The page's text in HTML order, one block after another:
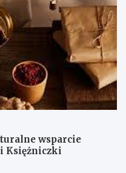
wsparcie
Księżniczki